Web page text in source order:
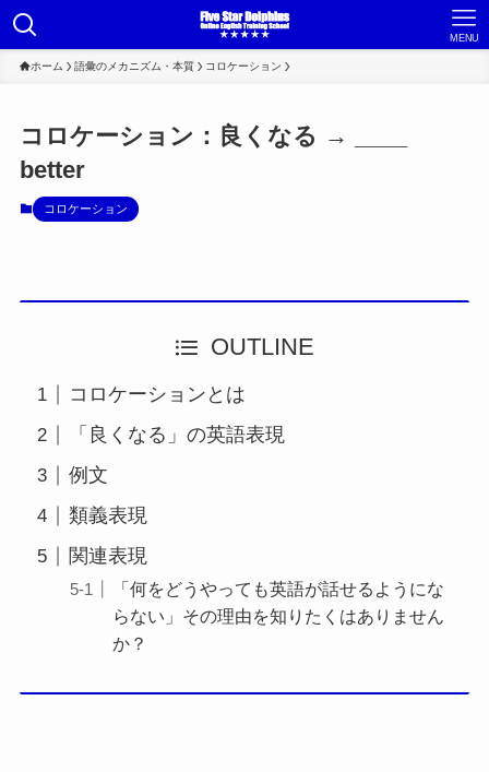
MENU
ホーム 語彙のメカニズム・本質 コロケーション
コロケーション：良くなる → ____
better
コロケーション
OUTLINE
コロケーションとは
「良くなる」の英語表現
例文
類義表現
関連表現
「何をどうやっても英語が話せるようにな
らない」その理由を知りたくはありません
か？